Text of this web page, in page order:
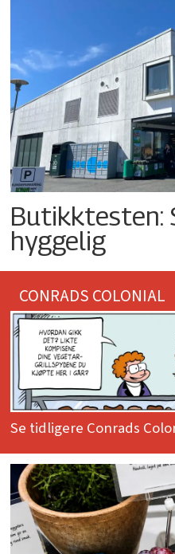
Butikktesten:
hyggelig
CONRADS COLONIAL
Se tidligere Conrads